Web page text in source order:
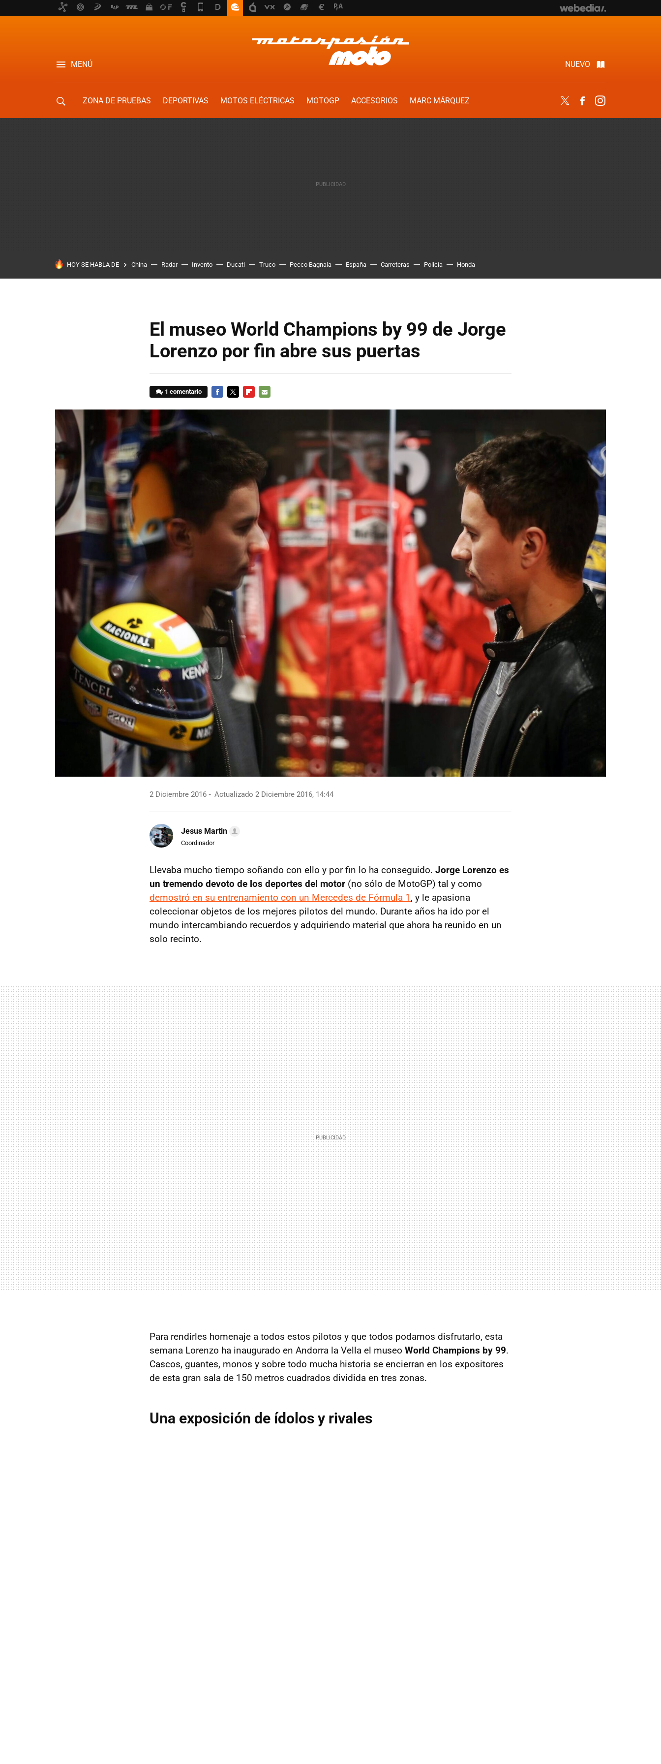
MENÚ NUEVO
ZONA DE PRUEBAS DEPORTIVAS MOTOS ELÉCTRICAS MOTOGP ACCESORIOS
MARC MÁRQUEZ
Twitter Facebook
HOY SE HABLA DE China Radar Invento Ducati Truco Pecco Bagnaia España Carreteras Policía Honda
El museo World Champions by 99 de Jorge
Lorenzo por fin abre sus puertas
1 comentario
2 Diciembre 2016 Actualizado 2 Diciembre 2016, 14:44
Jesus Martin
Coordinador
Llevaba mucho tiempo soñando con ello y por fin lo ha conseguido. Jorge Lorenzo es
un tremendo devoto de los deportes del motor (no sólo de MotoGP) tal y como
demostró en su entrenamiento con un Mercedes de Fórmula 1 , y le apasiona
coleccionar objetos de los mejores pilotos del mundo. Durante años ha ido por el
mundo intercambiando recuerdos y adquiriendo material que ahora ha reunido en un
solo recinto.
Para rendirles homenaje a todos estos pilotos y que todos podamos disfrutarlo, esta
semana Lorenzo ha inaugurado en Andorra la Vella el museo World Champions by 99.
Cascos, guantes, monos y sobre todo mucha historia se encierran en los expositores
de esta gran sala de 150 metros cuadrados dividida en tres zonas.
Una exposición de ídolos y rivales